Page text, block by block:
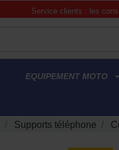
Service clients : les
EQUIPEMENT MOTO
Supports téléphone